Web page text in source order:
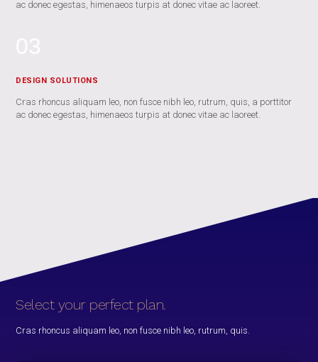
ac donec egestas, himenaeos turpis at donec vitae ac laoreet.
DESIGN SOLUTIONS
Cras rhoncus aliquam leo, non fusce nibh leo, rutrum, quis, a porttitor
ac donec egestas, himenaeos turpis at donec vitae ac laoreet.
Select your perfect plan.
Cras rhoncus aliquam leo, non fusce nibh leo, rutrum, quis.